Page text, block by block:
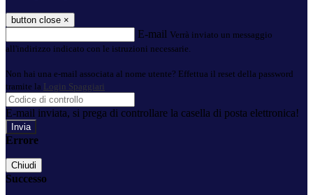
button close ×
E-mail Verrà inviato un messaggio
all'indirizzo indicato con le istruzioni necessarie.
Non hai una e-mail associata al nome utente? Effettua il reset della password
tramite la Login Spaggiari
E-mail inviata, si prega di controllare la casella di posta elettronica!
Errore
Chiudi
Successo